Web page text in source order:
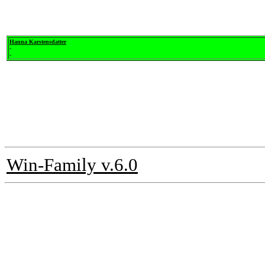
Hanna Karstensdatter
-
-
Win-Family v.6.0